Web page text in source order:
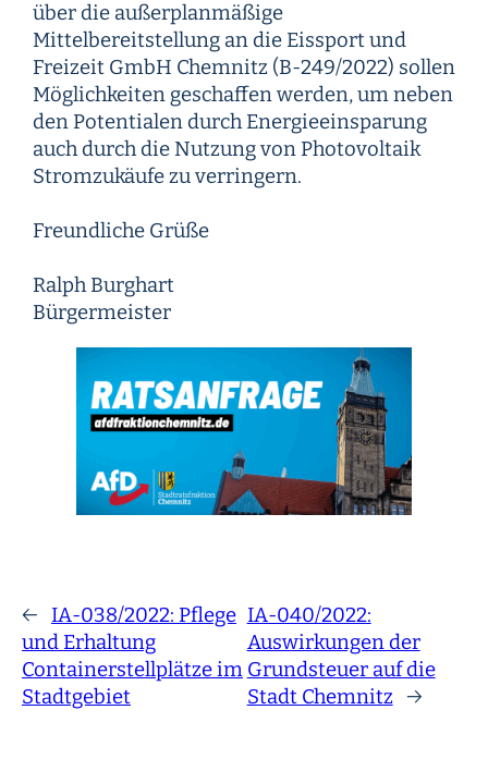
über die außerplanmäßige
Mittelbereitstellung an die Eissport und
Freizeit GmbH Chemnitz (B-249/2022) sollen
Möglichkeiten geschaffen werden, um neben
den Potentialen durch Energieeinsparung
auch durch die Nutzung von Photovoltaik
Stromzukäufe zu verringern.
Freundliche Grüße
Ralph Burghart
Bürgermeister
←
IA-038/2022: Pflege
und Erhaltung
Containerstellplätze im
Stadtgebiet
IA-040/2022:
Auswirkungen der
Grundsteuer auf die
Stadt Chemnitz
→